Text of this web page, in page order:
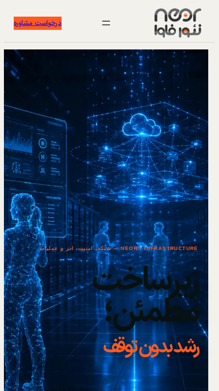
درخواست مشاوره
NEOR / INFRASTRUCTURE — شبکه، امنیت، ابر و عملیات
زیرساخت
مطمئن؛
رشد بدون توقف